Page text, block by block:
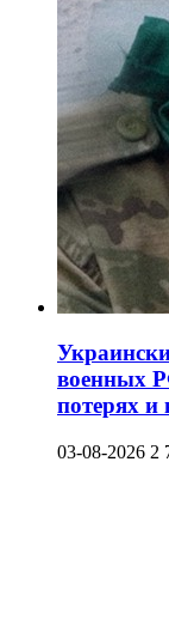
военных
потерях и
03-08-2026 2